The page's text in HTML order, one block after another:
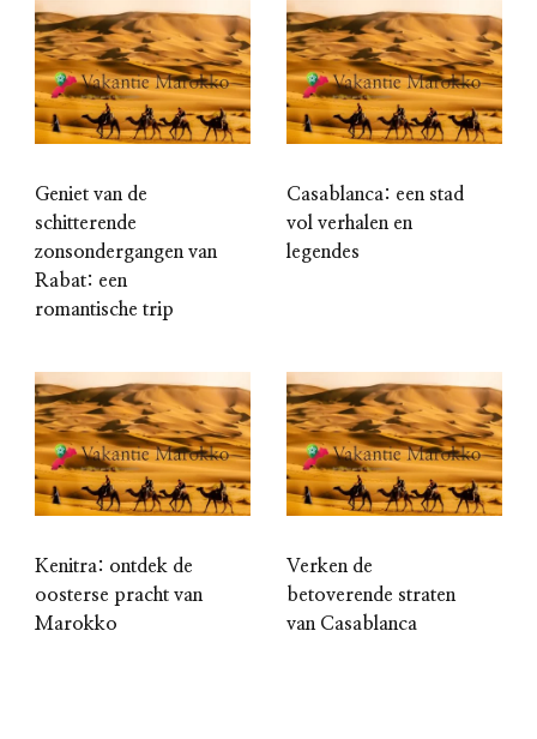
Geniet van de
schitterende
zonsondergangen van
Rabat: een
romantische trip
Casablanca: een stad
vol verhalen en
legendes
Kenitra: ontdek de
oosterse pracht van
Marokko
Verken de
betoverende straten
van Casablanca